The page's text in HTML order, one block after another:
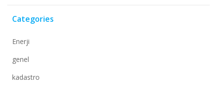
Categories
Enerji
genel
kadastro